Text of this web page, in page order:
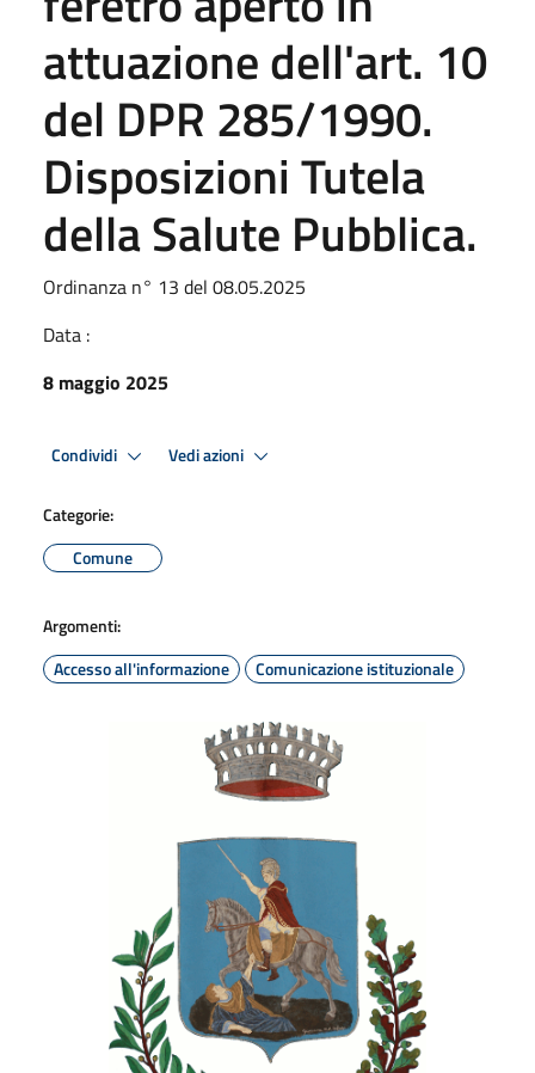
attuazione dell'art. 10
del DPR 285/1990.
Disposizioni Tutela
della Salute Pubblica.
Ordinanza n° 13 del 08.05.2025
Data :
8 maggio 2025
Condividi Vedi azioni
Categorie:
Comune
Argomenti:
Accesso all'informazione
Comunicazione istituzionale